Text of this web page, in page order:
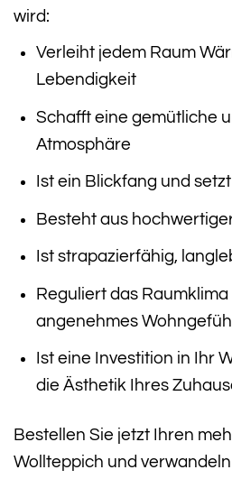
wird:
Verleiht jedem Raum
Lebendigkeit
Schafft eine gemütliche
Atmosphäre
Ist ein Blickfang und
Besteht aus
Ist strapazierfähig,
Reguliert das
angenehmes Wohngefühl
Ist eine Investition in Ihr
die Ästhetik Ihres
Bestellen Sie jetzt Ihren
Wollteppich und